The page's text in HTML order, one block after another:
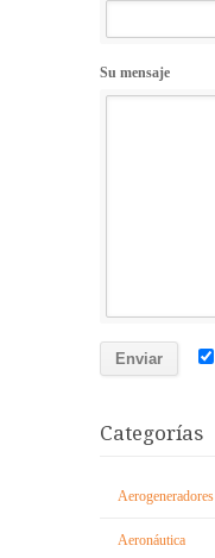
Su mensaje
Categorías
Aerogeneradores
Aeronáutica